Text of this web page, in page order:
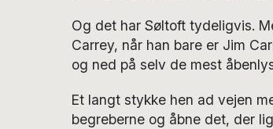
Og det har Søltoft tydeligvis.
Carrey, når han bare er Jim
og ned på selv de mest
Et langt stykke hen ad vejen
begreberne og åbne det, der